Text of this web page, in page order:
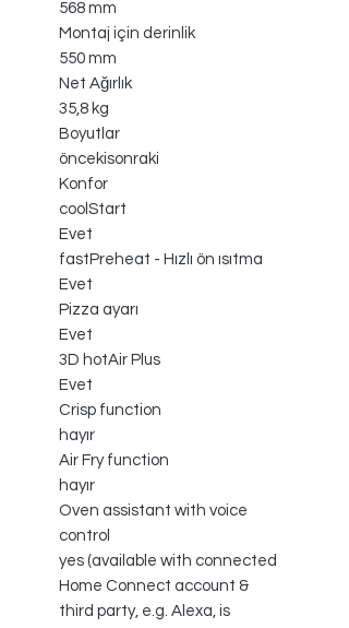
568 mm
Montaj için derinlik
550 mm
Net Ağırlık
35,8 kg
Boyutlar
öncekisonraki
Konfor
coolStart
Evet
fastPreheat - Hızlı ön ısıtma
Evet
Pizza ayarı
Evet
3D hotAir Plus
Evet
Crisp function
hayır
Air Fry function
hayır
Oven assistant with voice
control
yes (available with connected
Home Connect account &
third party, e.g. Alexa, is